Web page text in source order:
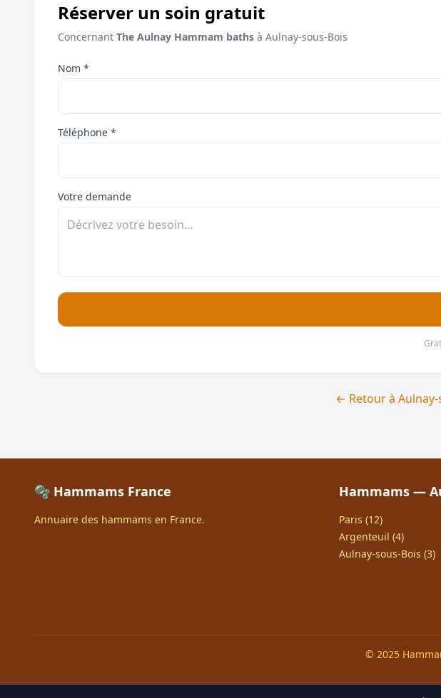
Réserver un soin gratuit
Concernant The Aulnay Hammam baths à Aulnay-sous-Bois
Nom *
Téléphone *
Votre demande
← Retour à Aulnay-
🫧 Hammams France
Annuaire des hammams en France.
Hammams —
Paris (12)
Argenteuil (4)
Aulnay-sous-Bois (3)
© 2025